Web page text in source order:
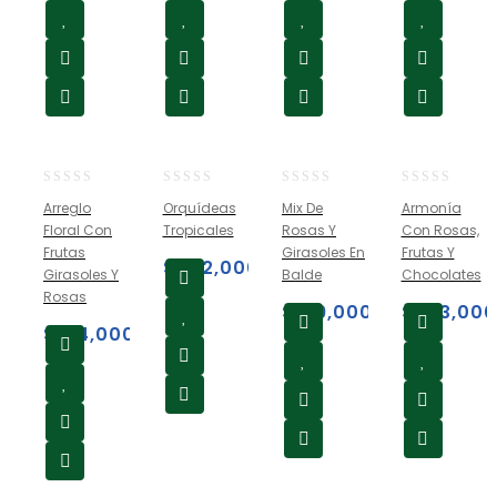
out
of
5
Arreglo
Floral Con
Frutas
Girasoles Y
Rosas
$ 194,000
out
of
5
Orquídeas
Tropicales
$ 302,000
out
of
5
Mix De
Rosas Y
Girasoles En
Balde
$ 199,000
out
of
5
Armonía
Con Rosas,
Frutas Y
Chocolates
$ 263,000